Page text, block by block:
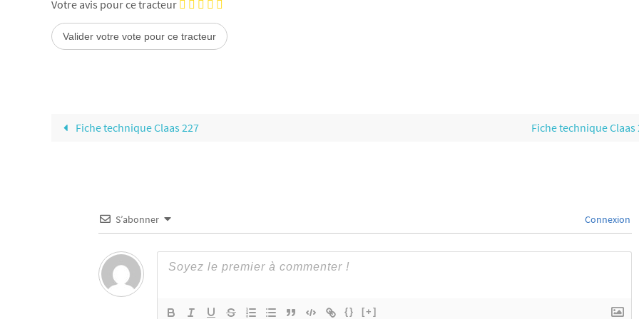
Votre avis pour ce tracteur
Fiche technique Claas 227 Fiche technique Claas
S’abonner Connexion
{} [+]